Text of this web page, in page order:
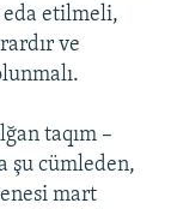
eda etilmeli,
ve
taqım –
şu cümleden,
mart